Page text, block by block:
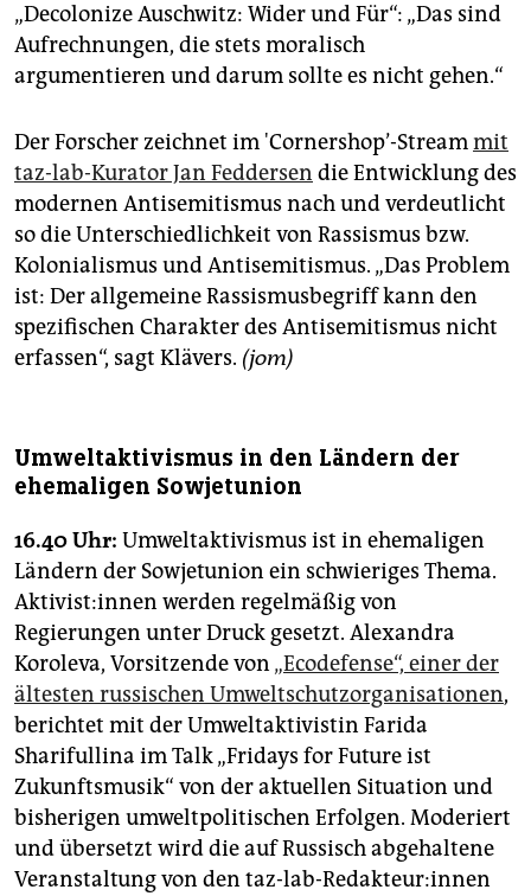
„Decolonize Auschwitz: Wider und Für“: „Das sind
Aufrechnungen, die stets moralisch
argumentieren und darum sollte es nicht gehen.“
Der Forscher zeichnet im 'Cornershop’-Streammit
taz-lab-Kurator Jan Feddersen die Entwicklung des
modernen Antisemitismus nach und verdeutlicht
so die Unterschiedlichkeit von Rassismus bzw.
Kolonialismus und Antisemitismus. „Das Problem
ist: Der allgemeine Rassismusbegriff kann den
spezifischen Charakter des Antisemitismus nicht
erfassen“, sagt Klävers. (jom)
Umweltaktivismus in den Ländern der
ehemaligen Sowjetunion
16.40 Uhr: Umweltaktivismus ist in ehemaligen
Ländern der Sowjetunion ein schwieriges Thema.
Ak­ti­vis­t:in­nen werden regelmäßig von
Regierungen unter Druck gesetzt. Alexandra
Koroleva, Vorsitzende von „Ecodefense“, einer der
ältesten russischen Umweltschutzorganisationen,
berichtet mit der Umweltaktivistin Farida
Sharifullina im Talk „Fridays for Future ist
Zukunftsmusik“ von der aktuellen Situation und
bisherigen umweltpolitischen Erfolgen. Moderiert
und übersetzt wird die auf Russisch abgehaltene
Veranstaltung von den taz-lab-Redakteur:innen